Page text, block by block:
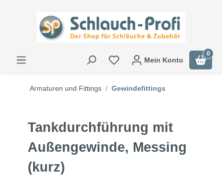
Mein Konto
0
Armaturen und Fittings Gewindefittings
Tankdurchführung mit
Außengewinde, Messing
(kurz)